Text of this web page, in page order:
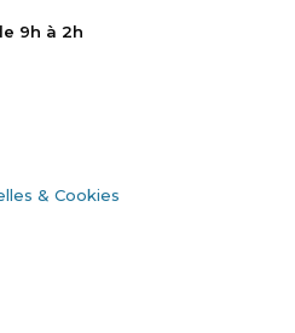
9h à 2h
& Cookies